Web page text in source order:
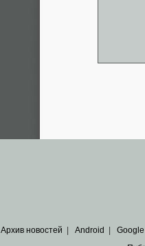
Архив новостей | Android | Google